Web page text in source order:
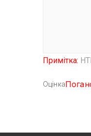
Примітка:
Оцінка